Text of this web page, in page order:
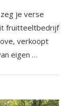
je verse
fruitteeltbedrijf
verkoopt
eigen …